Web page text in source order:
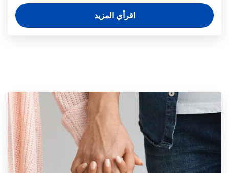
اقرأي المزيد